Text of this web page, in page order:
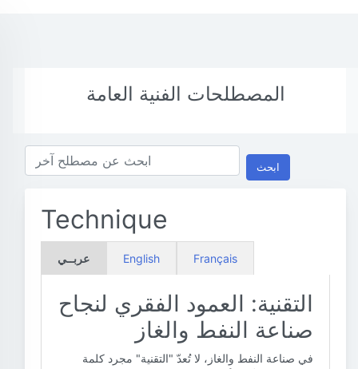
المصطلحات الفنية العامة
ابحث
Technique
عربــي English Français
التقنية: العمود الفقري لنجاح
صناعة النفط والغاز
في صناعة النفط والغاز، لا تُعدّ "التقنية" مجرد كلمة